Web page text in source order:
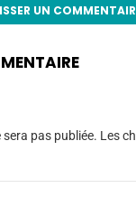
UN
pas publiée. Les